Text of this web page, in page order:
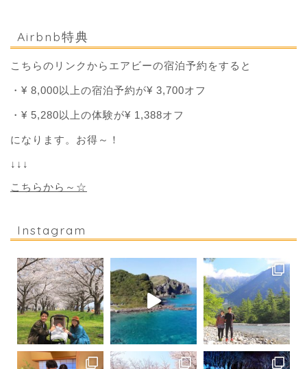
Airbnb特典
こちらのリンクからエアビーの宿泊予約をすると
・¥ 8,000以上の宿泊予約が¥ 3,700オフ
・¥ 5,280以上の体験が¥ 1,388オフ
になります。お得～！
↓↓↓
こちらから～☆
Instagram